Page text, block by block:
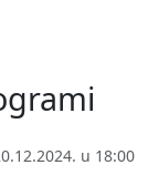
u 18:00